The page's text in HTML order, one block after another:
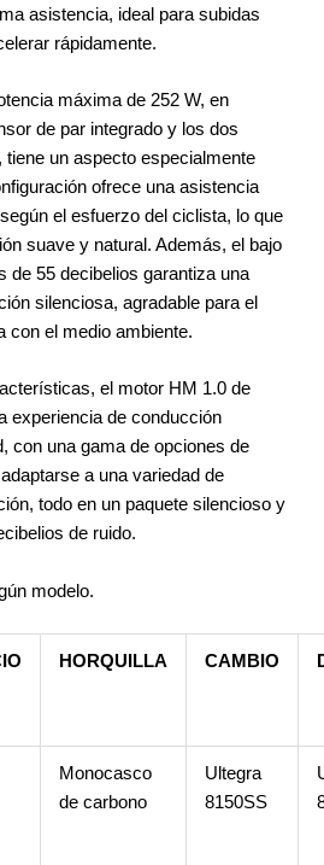
asistencia, ideal para subidas
rápidamente.
máxima de 252 W, en
de par integrado y los dos
un aspecto especialmente
ofrece una asistencia
el esfuerzo del ciclista, lo que
suave y natural. Además, el bajo
de 55 decibelios garantiza una
silenciosa, agradable para el
con el medio ambiente.
el motor HM 1.0 de
experiencia de conducción
con una gama de opciones de
a una variedad de
todo en un paquete silencioso y
de ruido.
modelo.
HORQUILLA CAMBIO
Monocasco
de carbono
Ultegra
8150SS